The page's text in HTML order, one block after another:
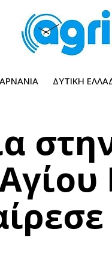
ΔΥΤΙΚΉ